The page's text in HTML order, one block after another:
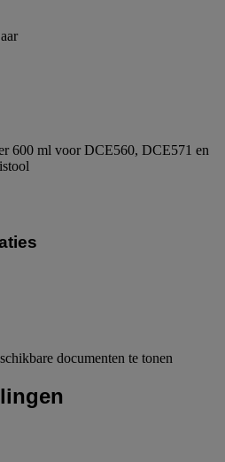
600 ml voor DCE560, DCE571 en
documenten te tonen